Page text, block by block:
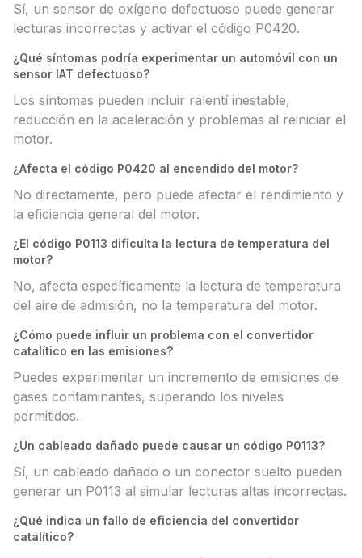
Sí, un sensor de oxígeno defectuoso puede generar
lecturas incorrectas y activar el código P0420.
¿Qué síntomas podría experimentar un automóvil con un
sensor IAT defectuoso?
Los síntomas pueden incluir ralentí inestable,
reducción en la aceleración y problemas al reiniciar el
motor.
¿Afecta el código P0420 al encendido del motor?
No directamente, pero puede afectar el rendimiento y
la eficiencia general del motor.
¿El código P0113 dificulta la lectura de temperatura del
motor?
No, afecta específicamente la lectura de temperatura
del aire de admisión, no la temperatura del motor.
¿Cómo puede influir un problema con el convertidor
catalítico en las emisiones?
Puedes experimentar un incremento de emisiones de
gases contaminantes, superando los niveles
permitidos.
¿Un cableado dañado puede causar un código P0113?
Sí, un cableado dañado o un conector suelto pueden
generar un P0113 al simular lecturas altas incorrectas.
¿Qué indica un fallo de eficiencia del convertidor
catalítico?